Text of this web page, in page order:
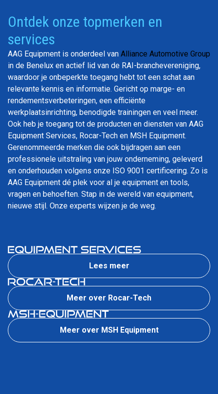
Ontdek onze topmerken en
services
AAG Equipment is onderdeel van Alliance Automotive Group
in de Benelux en actief lid van de RAI-branchevereniging,
waardoor je onbeperkte toegang hebt tot een schat aan
relevante kennis en informatie. Gericht op marge- en
rendementsverbeteringen, een efficiënte
werkplaatsinrichting, benodigde trainingen en veel meer.
Ook heb je toegang tot de producten en diensten van AAG
Equipment Services, Rocar-Tech en MSH Equipment.
Gerenommeerde merken die ook bijdragen aan een
professionele uitstraling van jouw onderneming, geleverd
en onderhouden volgens onze ISO 9001 certificering. Zo is
AAG Equipment dé plek voor al je equipment en tools,
vragen en behoeften. Stap in de wereld van equipment,
nieuwe stijl. Onze experts wijzen je de weg.
Lees meer
Meer over Rocar-Tech
Meer over MSH Equipment